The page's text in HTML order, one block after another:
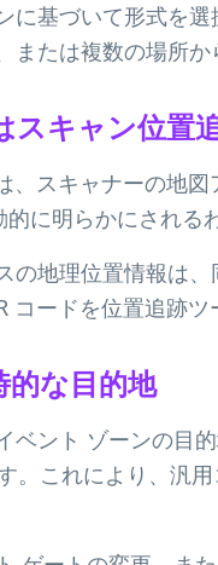
に基づいて形式を
たは複数の場所か
スキャン位置
、スキャナーの地
に明らかにされる
の地理位置情報は
コードを位置追跡ツ
的な目的地
ベント ゾーンの目
。これにより、汎